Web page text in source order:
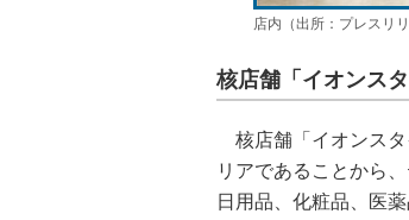
店内（出所：プレスリ
核店舗「イオンス
核店舗「イオンスタ
リアであることから
日用品、化粧品、医